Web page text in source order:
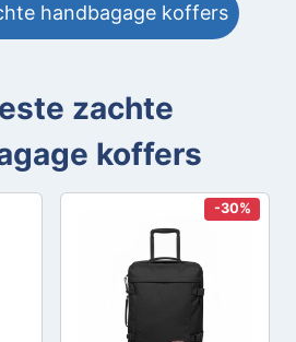
handbagage koffers
zachte
koffers
-30%